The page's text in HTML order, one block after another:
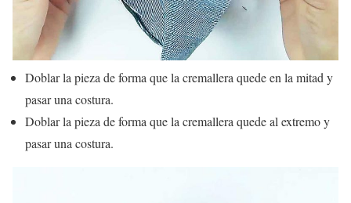
Doblar la pieza de forma que la cremallera quede en la mitad y
pasar una costura.
Doblar la pieza de forma que la cremallera quede al extremo y
pasar una costura.